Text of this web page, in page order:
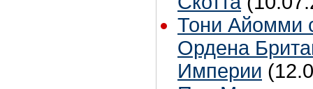
Тони Айомми
Ордена
Империи